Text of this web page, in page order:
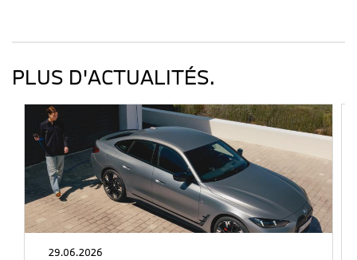
PLUS D'ACTUALITÉS.
29.06.2026